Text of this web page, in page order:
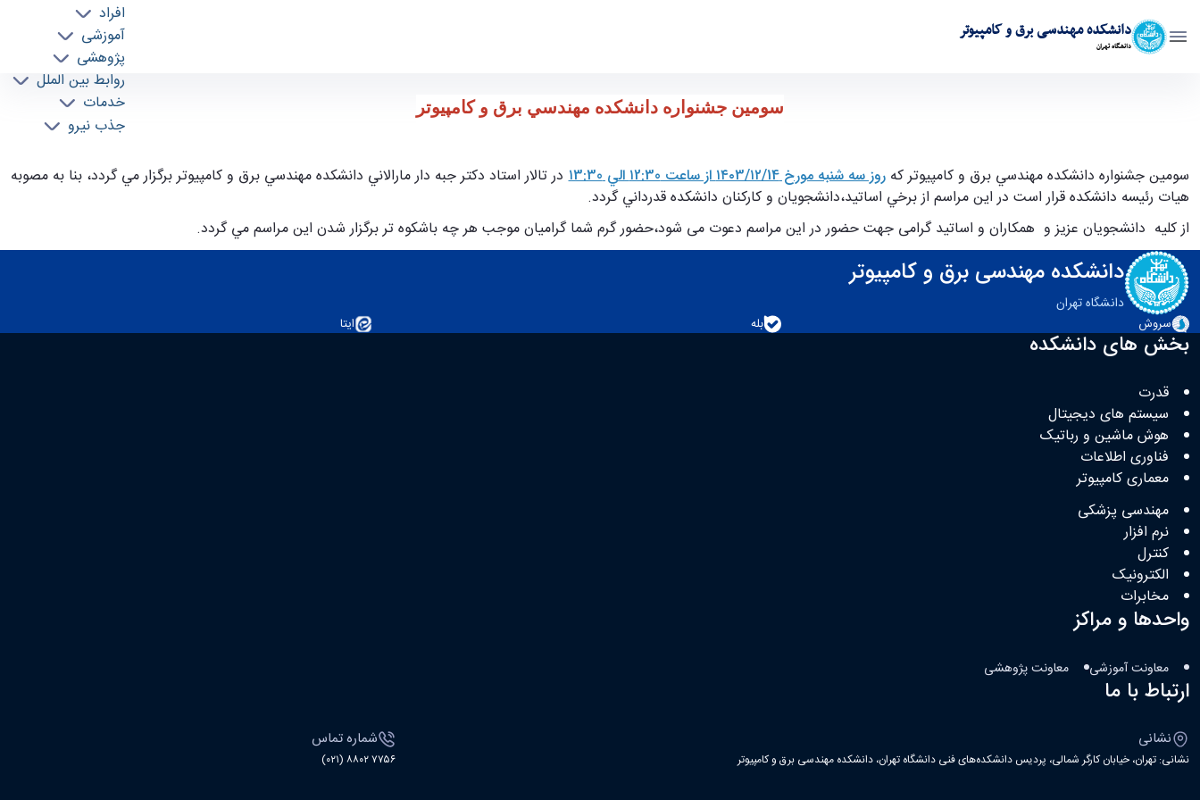
دانشکده مهندسی برق و کامپیوتر
دانشگاه تهران
افراد
آموزشی
پژوهشی
روابط بین الملل
خدمات
جذب نیرو
سومين جشنواره دانشكده مهندسي برق و كامپيوتر
سومين جشنواره دانشكده مهندسي برق و كامپيوتر كه روز سه شنبه مورخ ۱۴۰3/۱۲/14 از ساعت ۱2:30 الي ۱3:30در تالار استاد دكتر جبه دار مارالاني دانشكده مهندسي برق و كامپيوتر برگزار مي گردد، بنا به مصوبه
هيات رئيسه دانشكده قرار است در اين مراسم از برخي اساتيد،دانشجويان و كاركنان دانشكده قدرداني گردد.
از کلیه دانشجویان عزیز و همکاران و اساتید گرامی جهت حضور در این مراسم دعوت می شود،حضور گرم شما گراميان موجب هر چه باشكوه تر برگزار شدن اين مراسم مي گردد.
دانشکده مهندسی برق و کامپیوتر
دانشگاه تهران
سروش
بله ایتا
بخش های دانشکده
قدرت
سیستم های دیجیتال
هوش ماشین و رباتیک
فناوری اطلاعات
معماری کامپیوتر
مهندسی پزشکی
نرم افزار
کنترل
الکترونیک
مخابرات
واحدها و مراکز
معاونت آموزشی معاونت پژوهشی
ارتباط با ما
نشانی
نشانی: تهران، خیابان کارگر شمالی، پردیس دانشکده‌های فنی دانشگاه تهران، دانشکده مهندسی برق و کامپیوتر
شماره تماس
۷۷۵۶ ۸۸۰۲ (۰۲۱)